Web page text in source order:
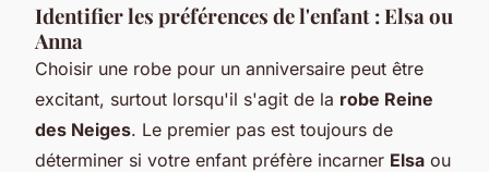
Identifier les préférences de l'enfant : Elsa ou
Anna
Choisir une robe pour un anniversaire peut être
excitant, surtout lorsqu'il s'agit de la robe Reine
des Neiges. Le premier pas est toujours de
déterminer si votre enfant préfère incarner Elsa ou